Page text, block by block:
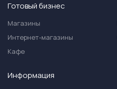
Готовый бизнес
Магазины
Интернет-магазины
Кафе
Информация